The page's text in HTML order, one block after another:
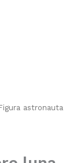
astronauta